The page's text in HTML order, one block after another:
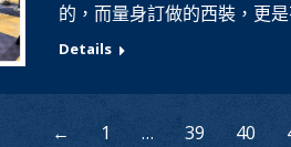
的，而量身訂做的西裝，更
Details
← 1 … 39 40